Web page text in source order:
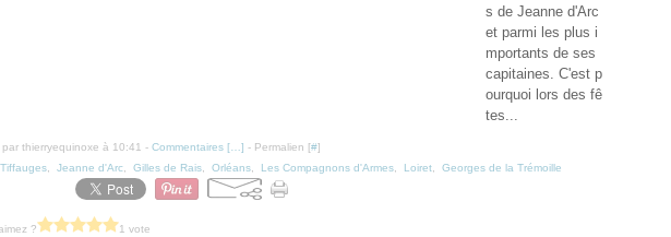
s de Jeanne d'Arc
et parmi les plus i
mportants de ses
capitaines. C'est p
ourquoi lors des fê
tes...
par thierryequinoxe à 10:41 - Commentaires [ ] - Permalien [#]
Tiffauges Jeanne d'Arc Gilles de Rais Orléans Les Compagnons d'Armes Loiret Georges de la Trémoille
? 1 vote